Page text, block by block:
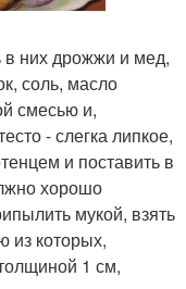
в них дрожжи и мед,
соль, масло
смесью и,
- слегка липкое,
и поставить в
хорошо
мукой, взять
из которых,
1 см,